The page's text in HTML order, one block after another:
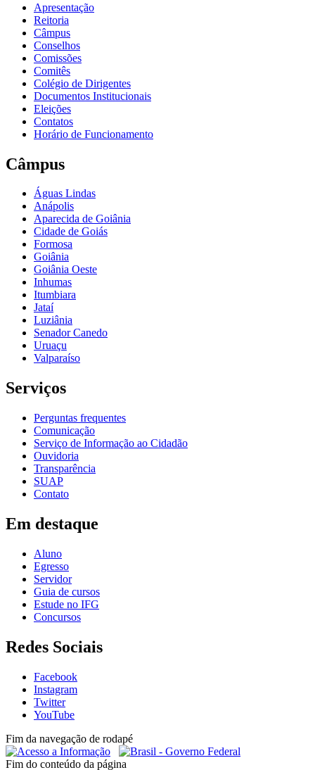
Apresentação
Reitoria
Câmpus
Conselhos
Comissões
Comitês
Colégio de Dirigentes
Documentos Institucionais
Eleições
Contatos
Horário de Funcionamento
Câmpus
Águas Lindas
Anápolis
Aparecida de Goiânia
Cidade de Goiás
Formosa
Goiânia
Goiânia Oeste
Inhumas
Itumbiara
Jataí
Luziânia
Senador Canedo
Uruaçu
Valparaíso
Serviços
Perguntas frequentes
Comunicação
Serviço de Informação ao Cidadão
Ouvidoria
Transparência
SUAP
Contato
Em destaque
Aluno
Egresso
Servidor
Guia de cursos
Estude no IFG
Concursos
Redes Sociais
Facebook
Instagram
Twitter
YouTube
Fim da navegação de rodapé
Fim do conteúdo da página